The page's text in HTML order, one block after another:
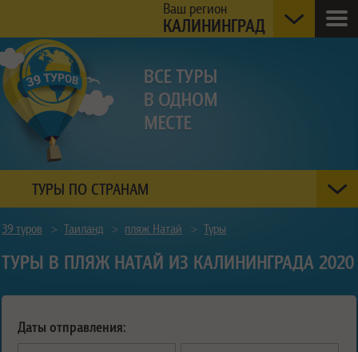
Ваш регион
КАЛИНИНГРАД
ТУРЫ ПО СТРАНАМ
39 туров > Таиланд > пляж Натай > Туры
ТУРЫ В ПЛЯЖ НАТАЙ ИЗ КАЛИНИНГРАДА 2020
Даты отправления: